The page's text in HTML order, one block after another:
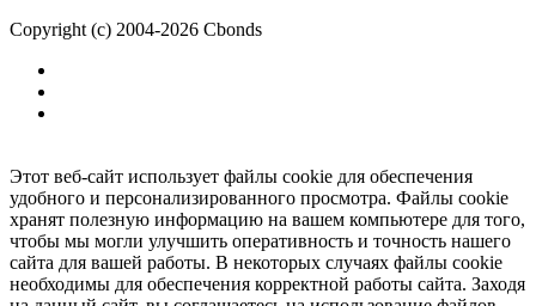
Copyright (c) 2004-2026 Cbonds
Этот веб-сайт использует файлы cookie для обеспечения
удобного и персонализированного просмотра. Файлы cookie
хранят полезную информацию на вашем компьютере для того,
чтобы мы могли улучшить оперативность и точность нашего
сайта для вашей работы. В некоторых случаях файлы cookie
необходимы для обеспечения корректной работы сайта. Заходя